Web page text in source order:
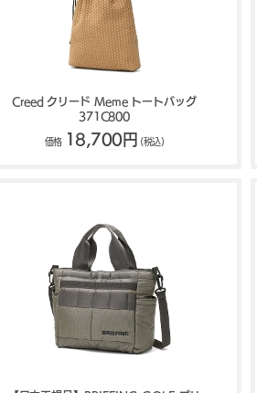
Creed クリード Meme トートバッグ
371C800
価格 18,700円 (税込)